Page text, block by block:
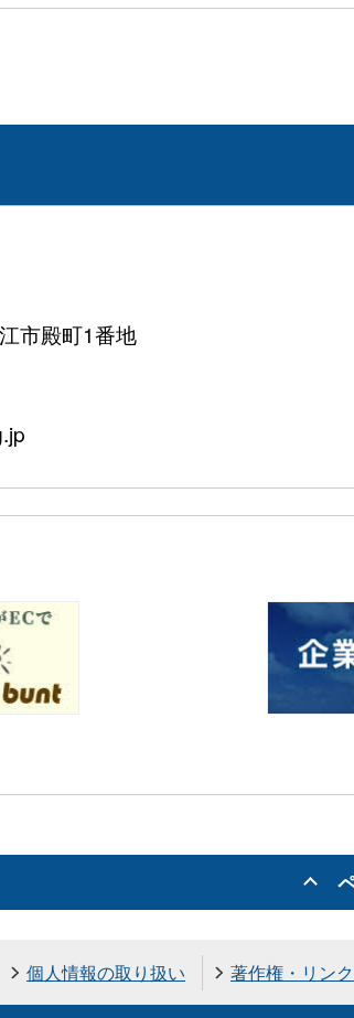
市殿町1番地
個人情報の取り扱い 著作権・リン